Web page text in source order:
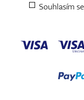
Souhlasím